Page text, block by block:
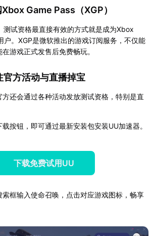
Game Pass（XGP）
测试资格最直接有效的方式就是成为Xbox
户。XGP是微软推出的游戏订阅服务，不仅能
游戏正式发售后免费畅玩。
官方活动与直播掉宝
方还会通过各种活动发放测试资格，特别是直
按钮，即可通过最新安装包安装UU加速器。
下载免费试用UU
框输入使命召唤，点击对应游戏图标，畅享